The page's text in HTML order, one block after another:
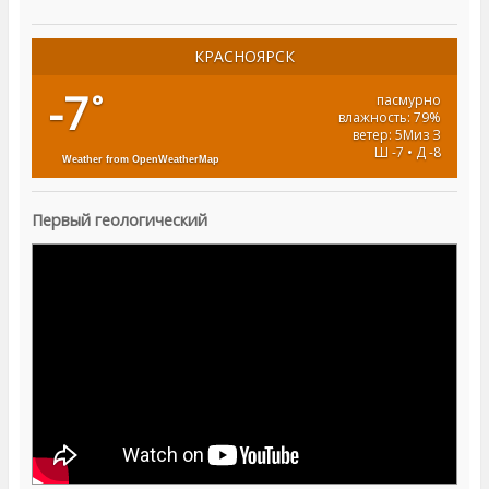
КРАСНОЯРСК
-7°
пасмурно
влажность: 79%
ветер: 5Миз З
Ш -7 • Д -8
Weather from OpenWeatherMap
Первый геологический